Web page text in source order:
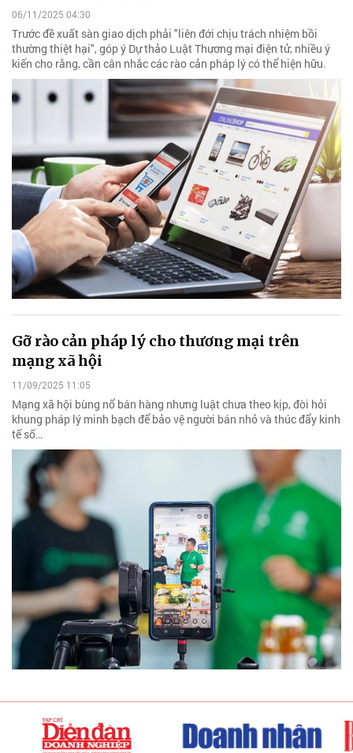
06/11/2025 04:30
Trước đề xuất sàn giao dịch phải "liên đới chịu trách nhiệm bồi
thường thiệt hại", góp ý Dự thảo Luật Thương mại điện tử, nhiều ý
kiến cho rằng, cần cân nhắc các rào cản pháp lý có thể hiện hữu.
Gỡ rào cản pháp lý cho thương mại trên
mạng xã hội
11/09/2025 11:05
Mạng xã hội bùng nổ bán hàng nhưng luật chưa theo kịp, đòi hỏi
khung pháp lý minh bạch để bảo vệ người bán nhỏ và thúc đẩy kinh
tế số…